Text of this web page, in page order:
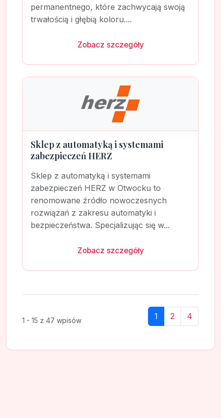
permanentnego, które zachwycają swoją
trwałością i głębią koloru....
Zobacz szczegóły
Sklep z automatyką i systemami
zabezpieczeń HERZ
Sklep z automatyką i systemami
zabezpieczeń HERZ w Otwocku to
renomowane źródło nowoczesnych
rozwiązań z zakresu automatyki i
bezpieczeństwa. Specjalizując się w...
Zobacz szczegóły
1 - 15 z 47 wpisów 1 2 4